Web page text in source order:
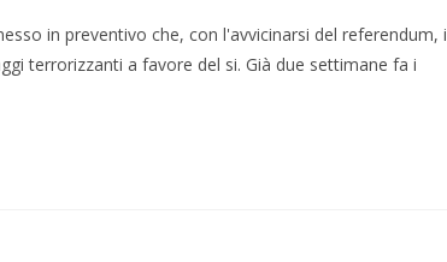
in preventivo che, con l'avvicinarsi del referendum, i
terrorizzanti a favore del si. Già due settimane fa i